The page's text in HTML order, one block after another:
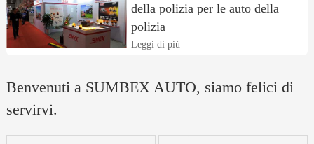
della polizia per le auto della
polizia
Leggi di più
Benvenuti a SUMBEX AUTO, siamo felici di
servirvi.